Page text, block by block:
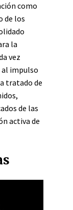
como
de los
la
vez
impulso
tratado de
de las
activa de